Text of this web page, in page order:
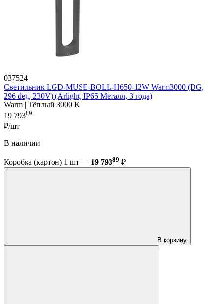
037524
Светильник LGD-MUSE-BOLL-H650-12W Warm3000 (DG,
296 deg, 230V) (Arlight, IP65 Металл, 3 года)
Warm | Тёплый 3000 K
19 79389
₽/шт
В наличии
Коробка (картон) 1 шт — 19 79389 ₽
В корзину